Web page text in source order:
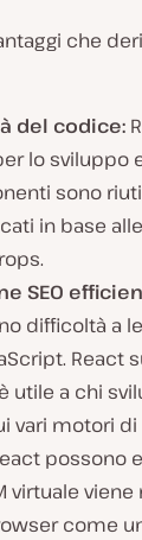
che
del codice:
lo sviluppo
sono
in base
SEO
difficoltà a
React
utile a chi
vari motori di
possono
virtuale
come